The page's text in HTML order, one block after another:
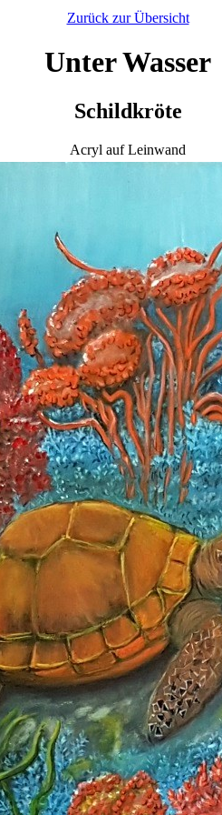
Zurück zur Übersicht
Unter Wasser
Schildkröte
Acryl auf Leinwand